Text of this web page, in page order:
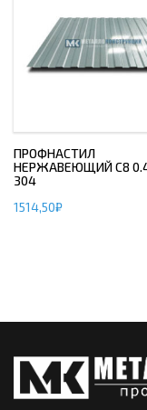
ПРОФНАСТИЛ
НЕРЖАВЕЮЩИЙ С8 0.4
304
1514,50₽